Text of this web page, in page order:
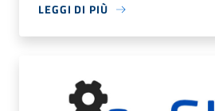
LEGGI DI PIÙ